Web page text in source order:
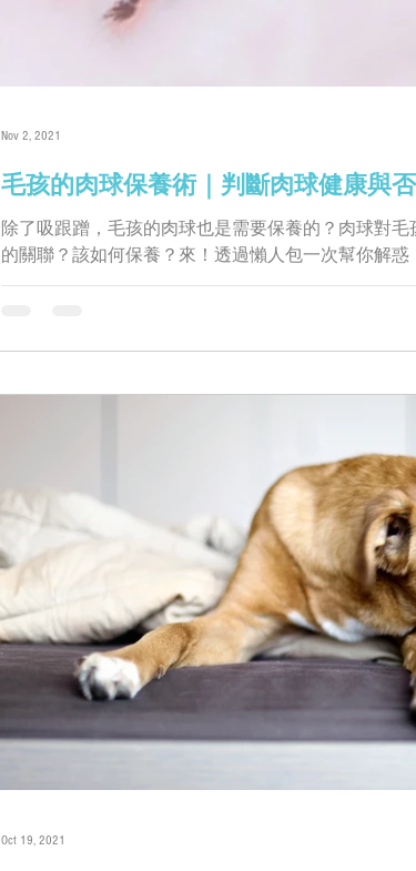
毛孩的肉球保養術｜判斷肉球健康與
除了吸跟蹭，毛孩的肉球也是需要保養的？肉球對毛
的關聯？該如何保養？來！透過懶人包一次幫你解惑
Nov 2, 2021
Oct 19, 2021